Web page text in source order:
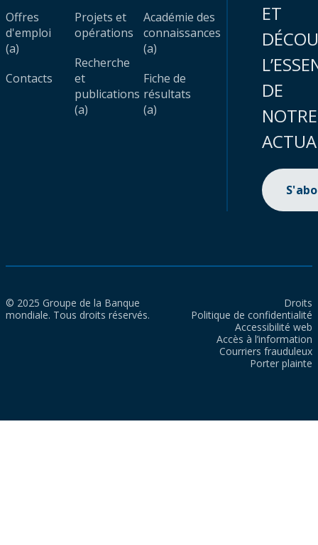
Offres
d'emploi
(a)
Contacts
Projets et
opérations
Recherche
et
publications
(a)
Académie des
connaissances
(a)
Fiche de
résultats
(a)
ET
DE
NOTRE
© 2025 Groupe de la Banque
mondiale. Tous droits réservés.
Droits
Politique de confidentialité
Accessibilité web
Accès à l’information
Courriers frauduleux
Porter plainte